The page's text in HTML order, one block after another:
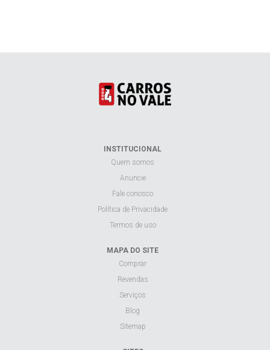
Anuncie
Fale conosco
MAPA DO SITE
SITES
Visualizar site na versão desktop.